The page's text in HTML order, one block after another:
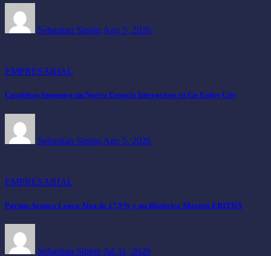
Sebastian Sipión Ago 5, 2026
EMPRESARIAL
Casaideas Inaugura un Nuevo Espacio Interactivo en Go Enjoy City
Sebastian Sipión Ago 5, 2026
EMPRESARIAL
Parque Arauco Logra Alza de 17,9% y un Histórico Margen EBITDA
Sebastian Sipión Jul 31, 2026